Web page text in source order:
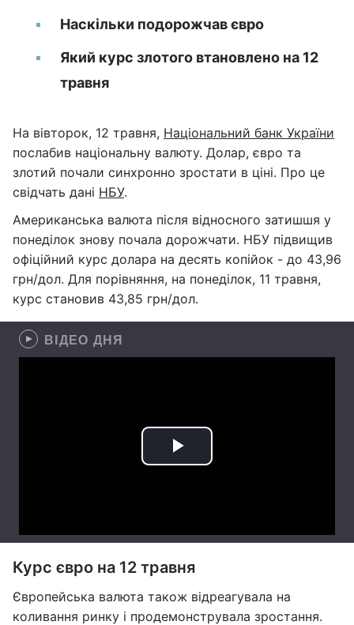
Наскільки подорожчав євро
Який курс злотого втановлено на 12
травня
На вівторок, 12 травня, Національний банк України
послабив національну валюту. Долар, євро та
злотий почали синхронно зростати в ціні. Про це
свідчать дані НБУ.
Американська валюта після відносного затишшя у
понеділок знову почала дорожчати. НБУ підвищив
офіційний курс долара на десять копійок - до 43,96
грн/дол. Для порівняння, на понеділок, 11 травня,
курс становив 43,85 грн/дол.
ВІДЕО ДНЯ
Курс євро на 12 травня
Європейська валюта також відреагувала на
коливання ринку і продемонструвала зростання.